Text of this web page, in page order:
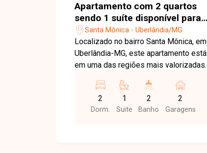
Apartamento com 2 quartos
sendo 1 suíte disponível para
venda no bairro Santa Mônica
em Uberlândia-MG
Santa Mônica - Uberlândia/MG
Localizado no bairro Santa Mônica, em
Uberlândia-MG, este apartamento está
em uma das regiões mais valorizadas
fácil acesso às principais vias e
proximidade com supermercados,
escolas, universidades, farmácias,
2
Dorm.
1
Suite
2
Banho
2
Garagens